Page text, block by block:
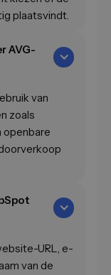
plaatsvindt.
AVG-
van
zoals
openbare
URL, e-
van de